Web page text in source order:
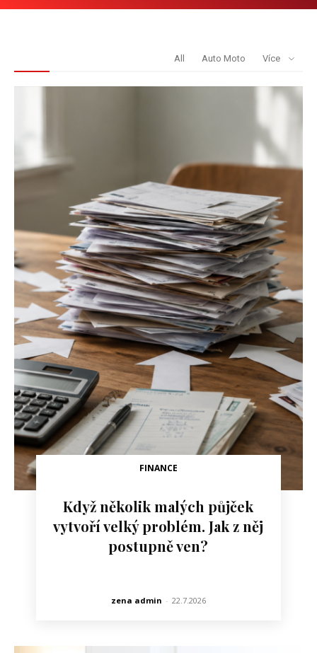
All Auto Moto Více
FINANCE
Když několik malých půjček
vytvoří velký problém. Jak z něj
postupně ven?
zena admin - 22.7.2026